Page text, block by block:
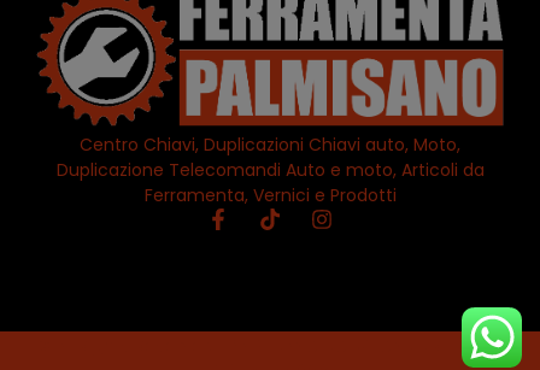
Centro Chiavi, Duplicazioni Chiavi auto, Moto,
Duplicazione Telecomandi Auto e moto, Articoli da
Ferramenta, Vernici e Prodotti
© All Rights Reserved | PALMISANO SOLUTIONS S.R.L. | PIVA